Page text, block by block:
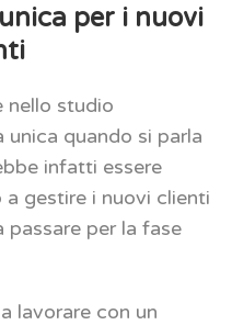
per i nuovi
nello studio
unica quando si parla
infatti essere
gestire i nuovi clienti
passare per la fase
lavorare con un